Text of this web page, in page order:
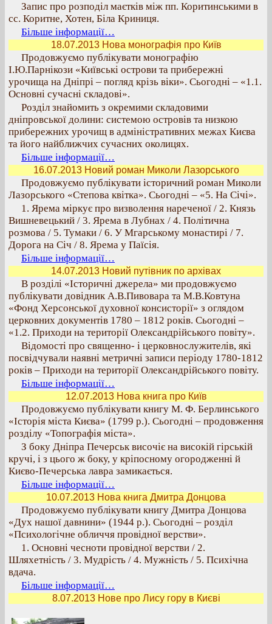
Запис про розподіл маєтків між пп. Коритинськими в
сс. Коритне, Хотен, Біла Криниця.
Більше інформації…
18.07.2013 Нова монографія про Київ
Продовжуємо публікувати монографію
І.Ю.Парнікози «Київські острови та прибережні
урочища на Дніпрі – погляд крізь віки». Сьогодні – «1.1.
Основні сучасні складові».
Розділ знайомить з окремими складовими
дніпровської долини: системою островів та низкою
прибережних урочищ в адміністративних межах Києва
та його найближчих сучасних околицях.
Більше інформації…
16.07.2013 Новий роман Миколи Лазорського
Продовжуємо публікувати історичний роман Миколи
Лазорського «Степова квітка». Сьогодні – «5. На Січі».
1. Ярема міркує про визволення нареченої / 2. Князь
Вишневецький / 3. Ярема в Лубнах / 4. Політична
розмова / 5. Тумаки / 6. У Мгарському монастирі / 7.
Дорога на Січ / 8. Ярема у Паїсія.
Більше інформації…
14.07.2013 Новий путівник по архівах
В розділі «Історичні джерела» ми продовжуємо
публікувати довідник А.В.Пивовара та М.В.Ковтуна
«Фонд Херсонської духовної консисторії» з оглядом
церковних документів 1780 – 1812 років. Сьогодні –
«1.2. Приходи на території Олександрійського повіту».
Відомості про священно- і церковнослужителів, які
посвідчували наявні метричні записи періоду 1780-1812
років – Приходи на території Олександрійського повіту.
Більше інформації…
12.07.2013 Нова книга про Київ
Продовжуємо публікувати книгу М. Ф. Берлинського
«Історія міста Києва» (1799 р.). Сьогодні – продовження
розділу «Топографія міста».
З боку Дніпра Печерськ височіє на високій гірській
кручі, і з цього ж боку, у кріпосному огородженні й
Києво-Печерська лавра замикається.
Більше інформації…
10.07.2013 Нова книга Дмитра Донцова
Продовжуємо публікувати книгу Дмитра Донцова
«Дух нашої давнини» (1944 р.). Сьогодні – розділ
«Психологічне обличчя провідної верстви».
1. Основні чесноти провідної верстви / 2.
Шляхетність / 3. Мудрість / 4. Мужність / 5. Психічна
вдача.
Більше інформації…
8.07.2013 Нове про Лису гору в Києві